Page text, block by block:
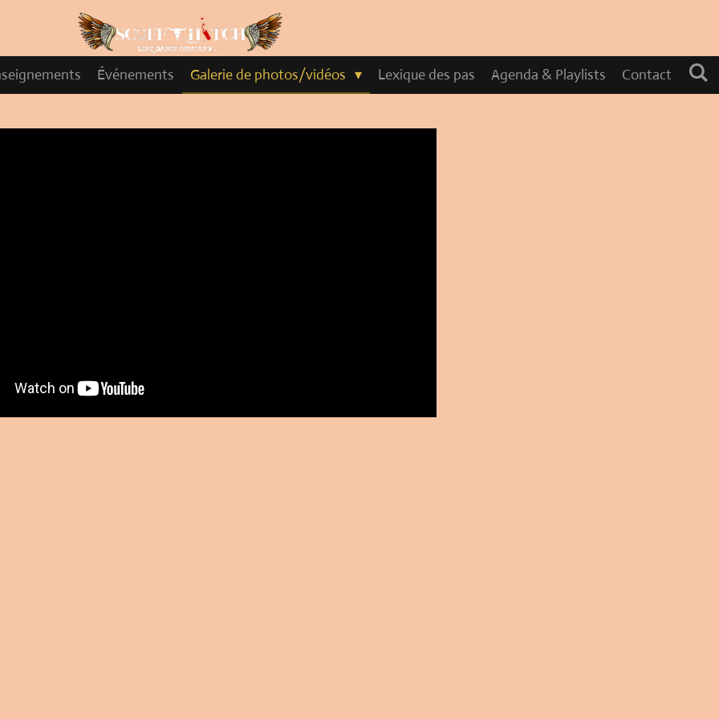
Événements Galerie de photos/vidéos Lexique des pas Agenda & Playlists Contact